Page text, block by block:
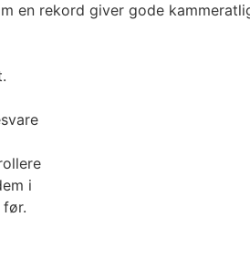
en rekord giver gode
i